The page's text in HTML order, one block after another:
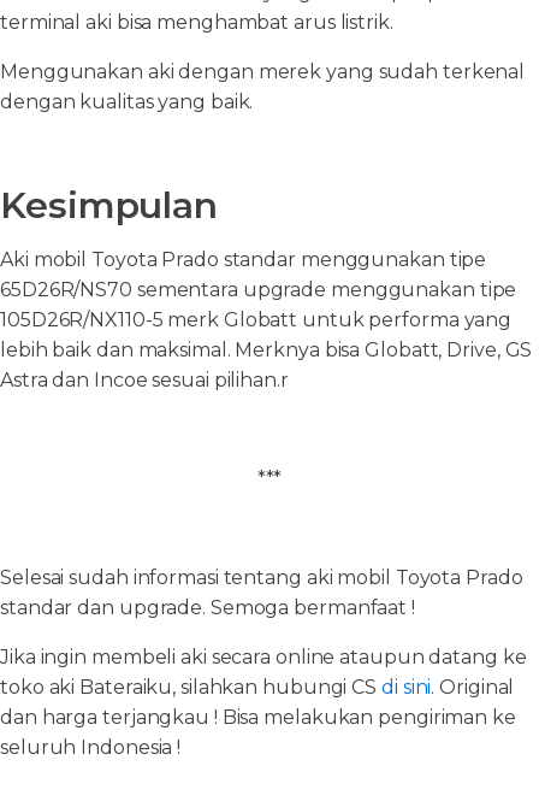
terminal aki bisa menghambat arus listrik.
Menggunakan aki dengan merek yang sudah terkenal
dengan kualitas yang baik.
Kesimpulan
Aki mobil Toyota Prado standar menggunakan tipe
65D26R/NS70 sementara upgrade menggunakan tipe
105D26R/NX110-5 merk Globatt untuk performa yang
lebih baik dan maksimal. Merknya bisa Globatt, Drive, GS
Astra dan Incoe sesuai pilihan.r
***
Selesai sudah informasi tentang aki mobil Toyota Prado
standar dan upgrade. Semoga bermanfaat !
Jika ingin membeli aki secara online ataupun datang ke
toko aki Bateraiku, silahkan hubungi CS di sini. Original
dan harga terjangkau ! Bisa melakukan pengiriman ke
seluruh Indonesia !